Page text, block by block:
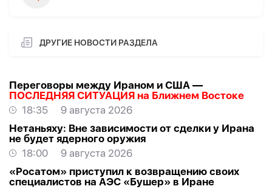
ДРУГИЕ НОВОСТИ РАЗДЕЛА
Переговоры между Ираном и США —
ПОСЛЕДНЯЯ СИТУАЦИЯ на Ближнем Востоке
18:35
9 августа 2026
Нетаньяху: Вне зависимости от сделки у Ирана
не будет ядерного оружия
18:00
9 августа 2026
«Росатом» приступил к возвращению своих
специалистов на АЭС «Бушер» в Иране